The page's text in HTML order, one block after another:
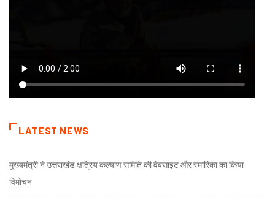
LATEST NEWS
मुख्यमंत्री ने उत्तराखंड क्षत्रिय कल्याण समिति की वेबसाइट और स्मारिका का किया
विमोचन